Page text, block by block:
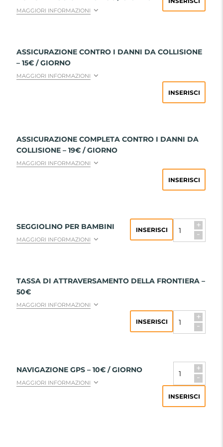
MAGGIORI INFORMAZIONI
ASSICURAZIONE CONTRO I DANNI DA COLLISIONE
– 15€ / GIORNO
MAGGIORI INFORMAZIONI
INSERISCI
ASSICURAZIONE COMPLETA CONTRO I DANNI DA
COLLISIONE – 19€ / GIORNO
MAGGIORI INFORMAZIONI
INSERISCI
SEGGIOLINO PER BAMBINI
MAGGIORI INFORMAZIONI
+
-
INSERISCI
TASSA DI ATTRAVERSAMENTO DELLA FRONTIERA –
50€
MAGGIORI INFORMAZIONI
+
-
INSERISCI
NAVIGAZIONE GPS – 10€ / GIORNO
MAGGIORI INFORMAZIONI
+
-
INSERISCI